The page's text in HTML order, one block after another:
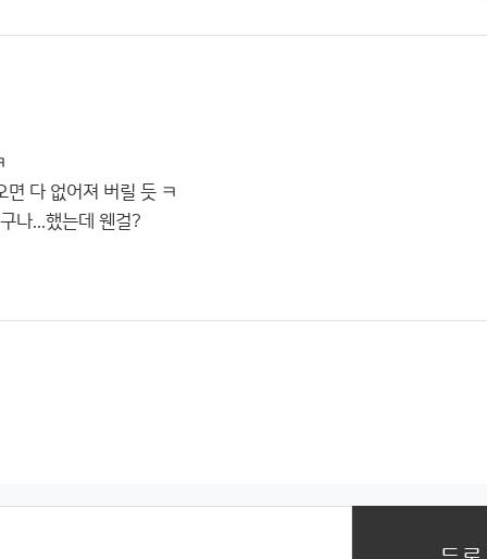
다 없어져 버릴 듯 ㅋ
나...했는데 웬걸?